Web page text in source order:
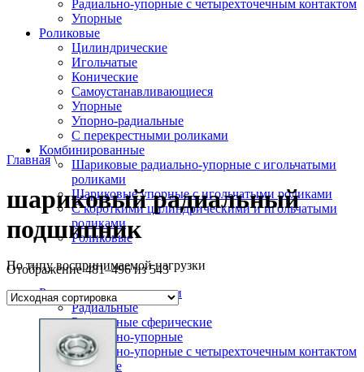
Радиально-упорные с четырехточечным контактом
Упорные
Роликовые
Цилиндрические
Игольчатые
Конические
Самоустанавливающиеся
Упорные
Упорно-радиальные
C перекрестными роликами
Комбинированные
Шариковые радиально-упорные с игольчатыми
роликами
Шариковые упорные с игольчатыми роликами
С короткими цилиндрическими и игольчатыми
роликами
Роликовые
По типу воспринимаемой нагрузки
Радиальные подшипники
Радиальные
Радиальные сферические
Радиально-упорные
Радиально-упорные с четырехточечным контактом
Упорные
Главная\
шариковый радиальный
подшипник
Отображение 481–496 из 543